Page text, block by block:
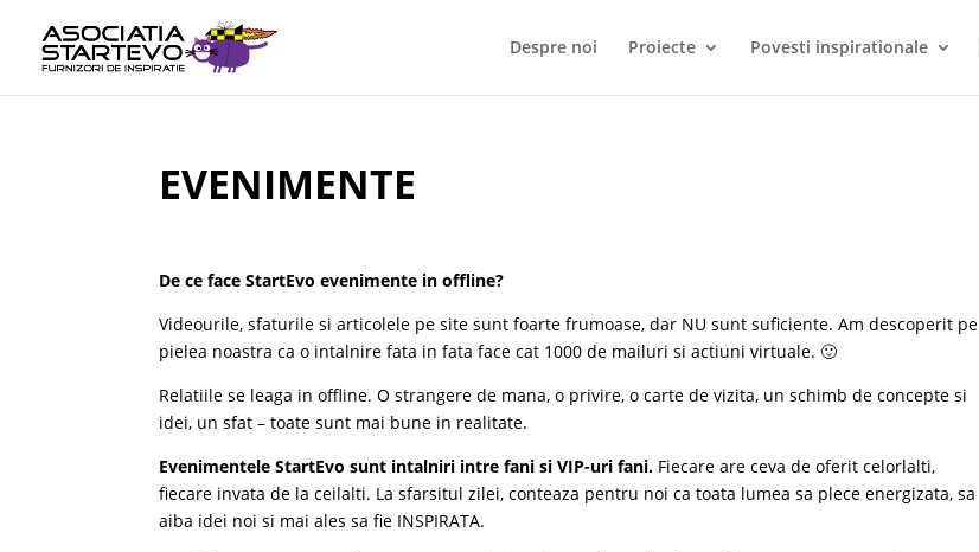
Despre noi Proiecte Povesti inspirationale
EVENIMENTE
De ce face StartEvo evenimente in offline?
Videourile, sfaturile si articolele pe site sunt foarte frumoase, dar NU sunt suficiente. Am descoperit pe
pielea noastra ca o intalnire fata in fata face cat 1000 de mailuri si actiuni virtuale. 🙂
Relatiile se leaga in offline. O strangere de mana, o privire, o carte de vizita, un schimb de concepte si
idei, un sfat – toate sunt mai bune in realitate.
Evenimentele StartEvo sunt intalniri intre fani si VIP-uri fani. Fiecare are ceva de oferit celorlalti,
fiecare invata de la ceilalti. La sfarsitul zilei, conteaza pentru noi ca toata lumea sa plece energizata, sa
aiba idei noi si mai ales sa fie INSPIRATA.